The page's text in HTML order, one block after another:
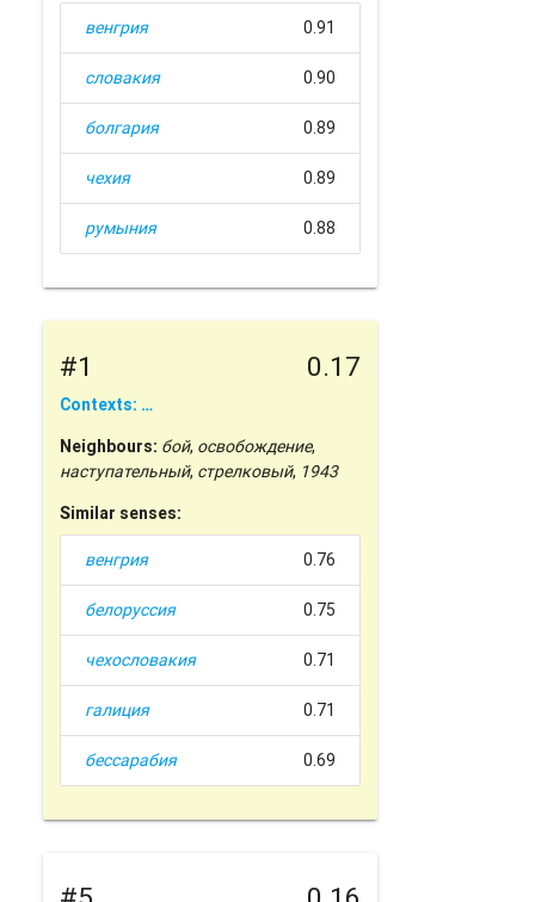
венгрия 0.91
словакия 0.90
болгария 0.89
чехия 0.89
румыния 0.88
#1 0.17
Contexts: …
Neighbours: бой, освобождение,
наступательный, стрелковый, 1943
Similar senses:
венгрия 0.76
белоруссия 0.75
чехословакия 0.71
галиция 0.71
бессарабия 0.69